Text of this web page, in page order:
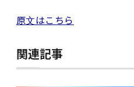
原文はこちら
関連記事